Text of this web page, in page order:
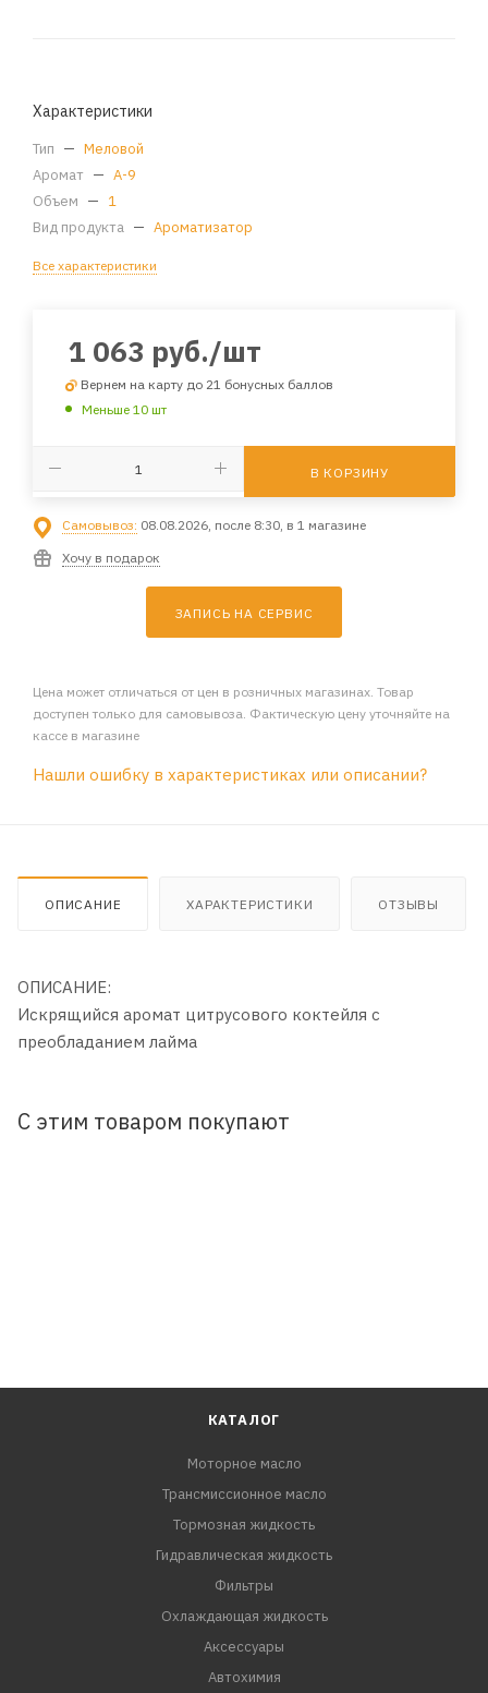
Характеристики
Тип — Меловой
Аромат — А-9
Объем — 1
Вид продукта — Ароматизатор
Все характеристики
1 063 руб./шт
Вернем на карту до 21 бонусных баллов
Меньше 10 шт
В КОРЗИНУ
Самовывоз: 08.08.2026, после 8:30, в 1 магазине
Хочу в подарок
ЗАПИСЬ НА СЕРВИС
Цена может отличаться от цен в розничных магазинах. Товар
доступен только для самовывоза. Фактическую цену уточняйте на
кассе в магазине
Нашли ошибку в характеристиках или описании?
ОПИСАНИЕ ХАРАКТЕРИСТИКИ ОТЗЫВЫ
ОПИСАНИЕ:
Искрящийся аромат цитрусового коктейля с
преобладанием лайма
С этим товаром покупают
КАТАЛОГ
Моторное масло
Трансмиссионное масло
Тормозная жидкость
Гидравлическая жидкость
Фильтры
Охлаждающая жидкость
Аксессуары
Автохимия